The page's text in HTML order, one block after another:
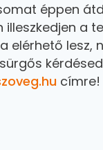
éppen
a
elérhető lesz,
címre!